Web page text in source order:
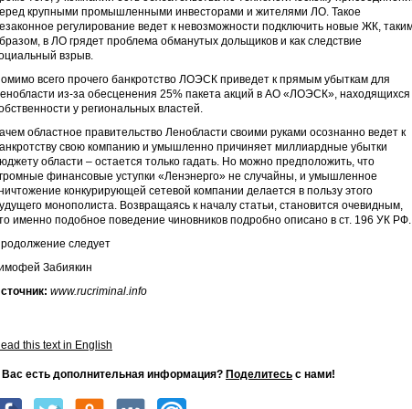
крупными промышленными инвесторами и жителями ЛО. Такое
регулирование ведет к невозможности подключить новые ЖК,
в ЛО грядет проблема обманутых дольщиков и как следствие
взрыв.
всего прочего банкротство ЛОЭСК приведет к прямым убыткам для
из-за обесценения 25% пакета акций в АО «ЛОЭСК», находящихся
у региональных властей.
областное правительство Ленобласти своими руками осознанно ведет к
свою компанию и умышленно причиняет миллиардные убытки
области – остается только гадать. Но можно предположить, что
финансовые уступки «Ленэнерго» не случайны, и умышленное
конкурирующей сетевой компании делается в пользу этого
монополиста. Возвращаясь к началу статьи, становится очевидным,
именно подобное поведение чиновников подробно описано в ст. 196 УК РФ.
следует
Забиякин
www.rucriminal.info
this text in English
Вас есть дополнительная информация? Поделитесь с нами!